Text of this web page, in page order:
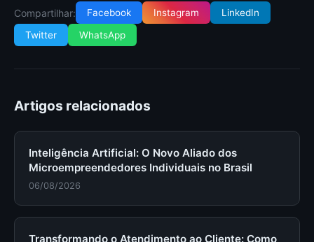
Compartilhar: Facebook Instagram
LinkedIn
Twitter
WhatsApp
Artigos relacionados
Inteligência Artificial: O Novo Aliado dos
Microempreendedores Individuais no Brasil
06/08/2026
Transformando o Atendimento ao Cliente: Como